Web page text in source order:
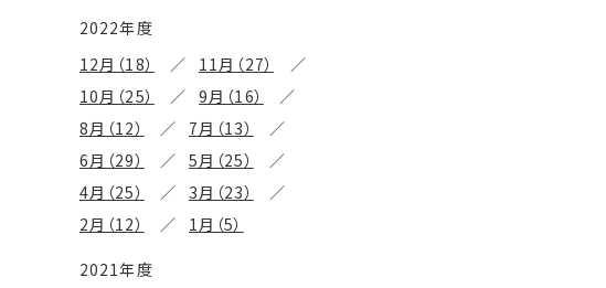
2022年度
12月（18）
11月（27）
10月（25）
9月（16）
8月（12）
7月（13）
6月（29）
5月（25）
4月（25）
3月（23）
2月（12）
1月（5）
2021年度